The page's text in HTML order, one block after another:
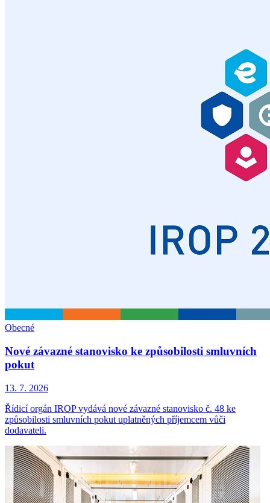
Obecné
Nové závazné stanovisko ke způsobilosti smluvních
pokut
13. 7. 2026
Řídicí orgán IROP vydává nové závazné stanovisko č. 48 ke
způsobilosti smluvních pokut uplatněných příjemcem vůči
dodavateli.